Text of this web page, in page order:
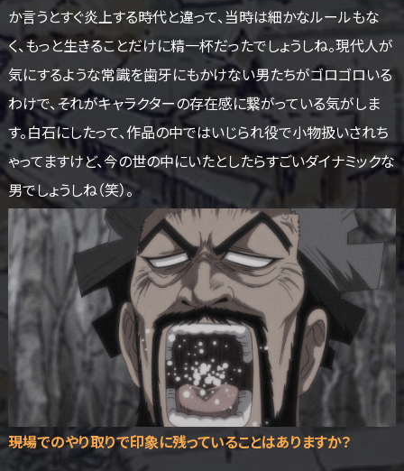
か言うとすぐ炎上する時代と違って、当時は細かなルールもな
く、もっと生きることだけに精一杯だったでしょうしね。現代人が
気にするような常識を歯牙にもかけない男たちがゴロゴロいる
わけで、それがキャラクターの存在感に繋がっている気がしま
す。白石にしたって、作品の中ではいじられ役で小物扱いされち
ゃってますけど、今の世の中にいたとしたらすごいダイナミックな
男でしょうしね（笑）。
――現場でのやり取りで印象に残っていることはありますか？